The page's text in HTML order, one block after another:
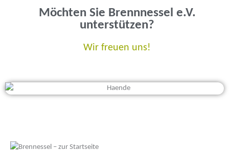
Möchten Sie Brennnessel e.V.
unterstützen?
Wir freuen uns!